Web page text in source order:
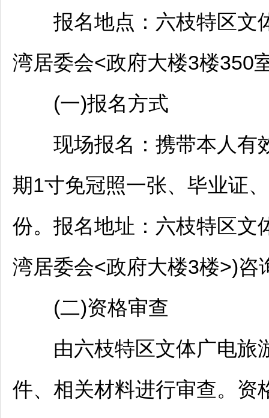
报名地点： 六枝特区文
湾居委会<政府大楼3楼350
(一)报名方式
现场报名：携带本人有
期1寸免冠照一张、毕业证
份。报名地址： 六枝特区文
湾居委会<政府大楼3楼>)咨
(二)资格审查
由六枝特区文体广电旅
件、相关材料进行审查。资